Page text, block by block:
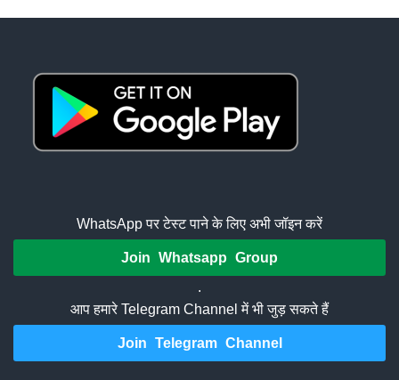
WhatsApp पर टेस्ट पाने के लिए अभी जॉइन करें
Join Whatsapp Group
.
आप हमारे Telegram Channel में भी जुड़ सकते हैं
Join Telegram Channel